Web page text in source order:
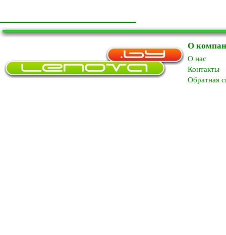
О
O нас
Контакты
Обратная